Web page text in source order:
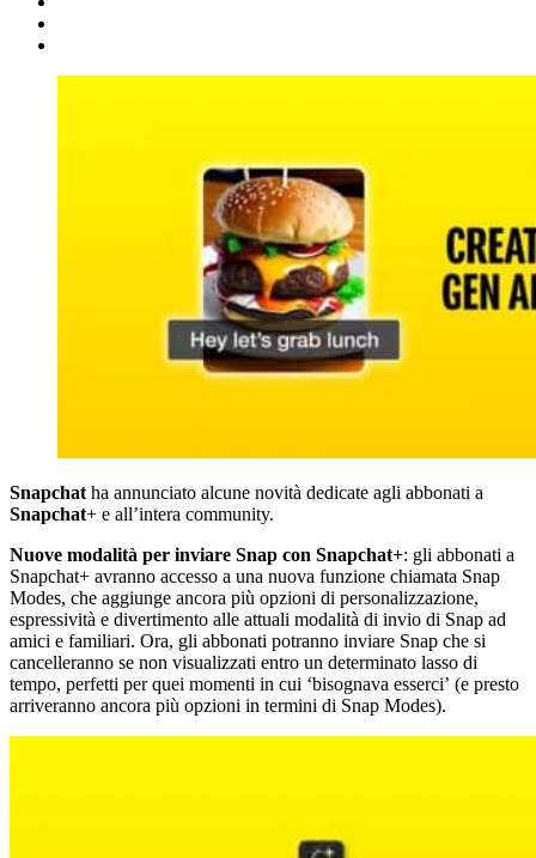
Snapchat ha annunciato alcune novità dedicate agli abbonati a
Snapchat+ e all’intera community.
Nuove modalità per inviare Snap con Snapchat+: gli abbonati a
Snapchat+ avranno accesso a una nuova funzione chiamata Snap
Modes, che aggiunge ancora più opzioni di personalizzazione,
espressività e divertimento alle attuali modalità di invio di Snap ad
amici e familiari. Ora, gli abbonati potranno inviare Snap che si
cancelleranno se non visualizzati entro un determinato lasso di
tempo, perfetti per quei momenti in cui ‘bisognava esserci’ (e presto
arriveranno ancora più opzioni in termini di Snap Modes).